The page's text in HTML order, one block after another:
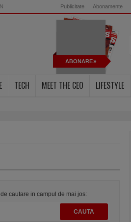
Publicitate Abonamente
ABONARE
TECH MEET THE CEO LIFESTYLE
cautare in campul de mai jos: